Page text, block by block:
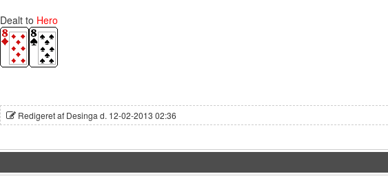
Dealt to Hero
Redigeret af Desinga d. 12-02-2013 02:36